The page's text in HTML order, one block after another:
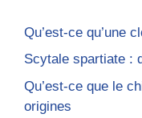
Qu’est-ce qu’une
Scytale spartiate :
Qu’est-ce que le
origines